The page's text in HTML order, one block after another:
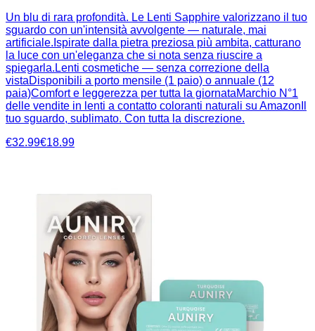
Un blu di rara profondità. Le Lenti Sapphire valorizzano il tuo
sguardo con un'intensità avvolgente — naturale, mai
artificiale.Ispirate dalla pietra preziosa più ambita, catturano
la luce con un'eleganza che si nota senza riuscire a
spiegarla.Lenti cosmetiche — senza correzione della
vistaDisponibili a porto mensile (1 paio) o annuale (12
paia)Comfort e leggerezza per tutta la giornataMarchio N°1
delle vendite in lenti a contatto coloranti naturali su AmazonIl
tuo sguardo, sublimato. Con tutta la discrezione.
€32.99€18.99